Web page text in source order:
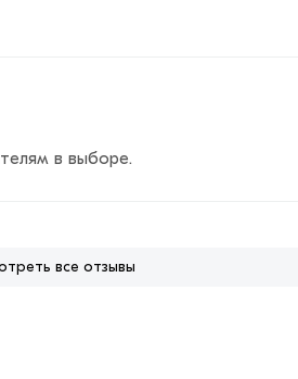
в выборе.
все отзывы